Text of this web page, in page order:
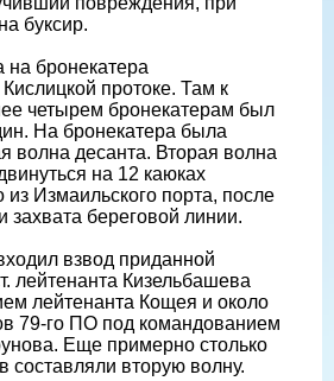
буксир.
на бронекатера
протоке. Там к
четырем бронекатерам был
На бронекатера была
волна десанта. Вторая волна
на 12 каюках
из Измаильского порта, после
захвата береговой линии.
взвод приданной
лейтенанта Кизельбашева
лейтенанта Кощея и около
79-го ПО под командованием
Еще примерно столько
составляли вторую волну.